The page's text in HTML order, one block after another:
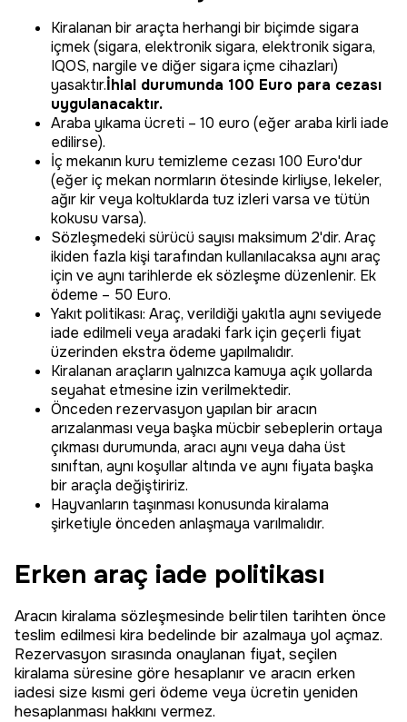
Kiralanan bir araçta herhangi bir biçimde sigara
içmek (sigara, elektronik sigara, elektronik sigara,
IQOS, nargile ve diğer sigara içme cihazları)
yasaktır.İhlal durumunda 100 Euro para cezası
uygulanacaktır.
Araba yıkama ücreti – 10 euro (eğer araba kirli iade
edilirse).
İç mekanın kuru temizleme cezası 100 Euro'dur
(eğer iç mekan normların ötesinde kirliyse, lekeler,
ağır kir veya koltuklarda tuz izleri varsa ve tütün
kokusu varsa).
Sözleşmedeki sürücü sayısı maksimum 2'dir. Araç
ikiden fazla kişi tarafından kullanılacaksa aynı araç
için ve aynı tarihlerde ek sözleşme düzenlenir. Ek
ödeme – 50 Euro.
Yakıt politikası: Araç, verildiği yakıtla aynı seviyede
iade edilmeli veya aradaki fark için geçerli fiyat
üzerinden ekstra ödeme yapılmalıdır.
Kiralanan araçların yalnızca kamuya açık yollarda
seyahat etmesine izin verilmektedir.
Önceden rezervasyon yapılan bir aracın
arızalanması veya başka mücbir sebeplerin ortaya
çıkması durumunda, aracı aynı veya daha üst
sınıftan, aynı koşullar altında ve aynı fiyata başka
bir araçla değiştiririz.
Hayvanların taşınması konusunda kiralama
şirketiyle önceden anlaşmaya varılmalıdır.
Erken araç iade politikası
Aracın kiralama sözleşmesinde belirtilen tarihten önce
teslim edilmesi kira bedelinde bir azalmaya yol açmaz.
Rezervasyon sırasında onaylanan fiyat, seçilen
kiralama süresine göre hesaplanır ve aracın erken
iadesi size kısmi geri ödeme veya ücretin yeniden
hesaplanması hakkını vermez.